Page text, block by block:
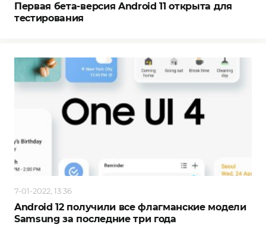
Первая бета-версия Android 11 открыта для
тестирования
7-01-2022, 13:36
Android 12 получили все флагманские модели
Samsung за последние три года